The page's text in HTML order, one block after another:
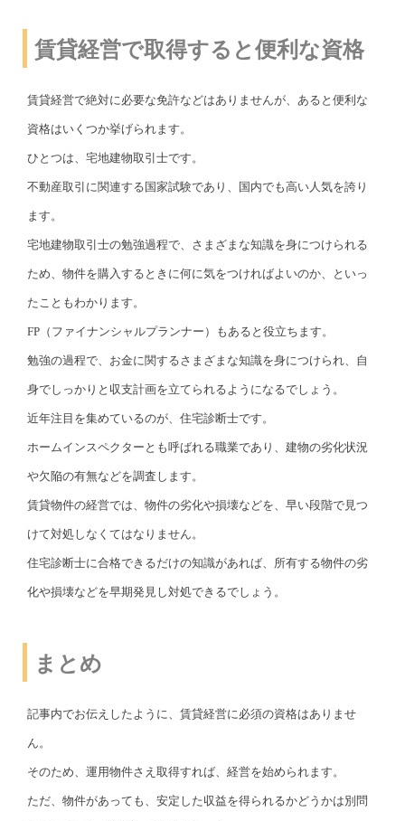
賃貸経営で取得すると便利な資格
賃貸経営で絶対に必要な免許などはありませんが、あると便利な
資格はいくつか挙げられます。
ひとつは、宅地建物取引士です。
不動産取引に関連する国家試験であり、国内でも高い人気を誇り
ます。
宅地建物取引士の勉強過程で、さまざまな知識を身につけられる
ため、物件を購入するときに何に気をつければよいのか、といっ
たこともわかります。
FP（ファイナンシャルプランナー）もあると役立ちます。
勉強の過程で、お金に関するさまざまな知識を身につけられ、自
身でしっかりと収支計画を立てられるようになるでしょう。
近年注目を集めているのが、住宅診断士です。
ホームインスペクターとも呼ばれる職業であり、建物の劣化状況
や欠陥の有無などを調査します。
賃貸物件の経営では、物件の劣化や損壊などを、早い段階で見つ
けて対処しなくてはなりません。
住宅診断士に合格できるだけの知識があれば、所有する物件の劣
化や損壊などを早期発見し対処できるでしょう。
まとめ
記事内でお伝えしたように、賃貸経営に必須の資格はありませ
ん。
そのため、運用物件さえ取得すれば、経営を始められます。
ただ、物件があっても、安定した収益を得られるかどうかは別問